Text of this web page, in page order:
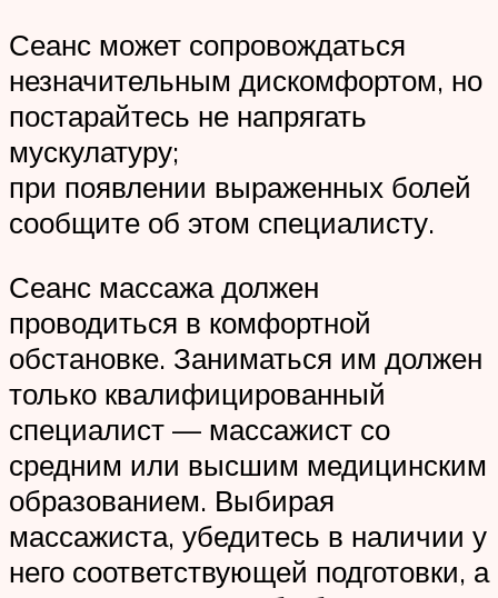
Сеанс может сопровождаться
незначительным дискомфортом, но
постарайтесь не напрягать
мускулатуру;
при появлении выраженных болей
сообщите об этом специалисту.
Сеанс массажа должен
проводиться в комфортной
обстановке. Заниматься им должен
только квалифицированный
специалист — массажист со
средним или высшим медицинским
образованием. Выбирая
массажиста, убедитесь в наличии у
него соответствующей подготовки, а